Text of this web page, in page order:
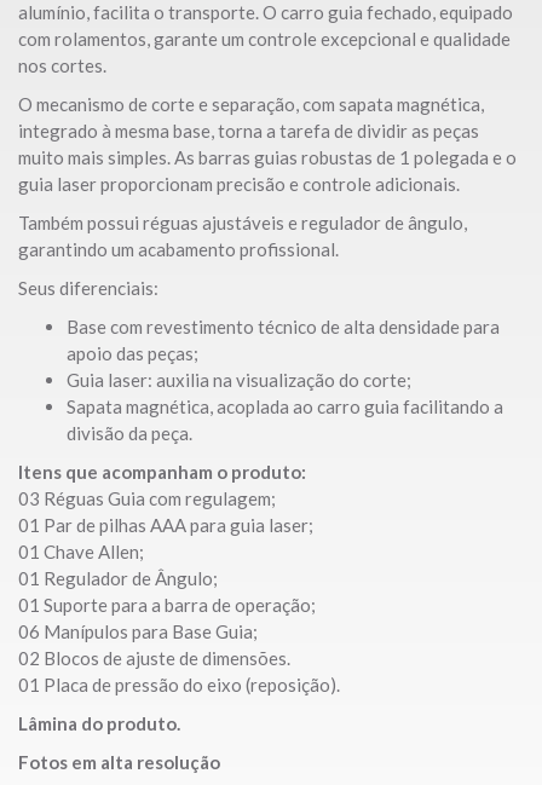
alumínio, facilita o transporte. O carro guia fechado, equipado
com rolamentos, garante um controle excepcional e qualidade
nos cortes.
O mecanismo de corte e separação, com sapata magnética,
integrado à mesma base, torna a tarefa de dividir as peças
muito mais simples. As barras guias robustas de 1 polegada e o
guia laser proporcionam precisão e controle adicionais.
Também possui réguas ajustáveis e regulador de ângulo,
garantindo um acabamento profissional.
Seus diferenciais:
Base com revestimento técnico de alta densidade para
apoio das peças;
Guia laser: auxilia na visualização do corte;
Sapata magnética, acoplada ao carro guia facilitando a
divisão da peça.
Itens que acompanham o produto:
03 Réguas Guia com regulagem;
01 Par de pilhas AAA para guia laser;
01 Chave Allen;
01 Regulador de Ângulo;
01 Suporte para a barra de operação;
06 Manípulos para Base Guia;
02 Blocos de ajuste de dimensões.
01 Placa de pressão do eixo (reposição).
Lâmina do produto.
Fotos em alta resolução